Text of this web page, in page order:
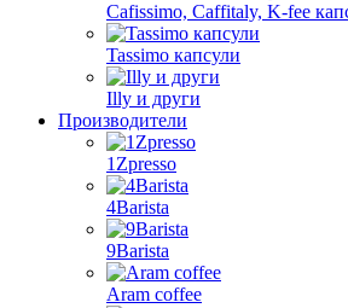
Cafissimo, Caffitaly, K-fee
Tassimo капсули
Illy и други
Производители
1Zpresso
4Barista
9Barista
Aram coffee